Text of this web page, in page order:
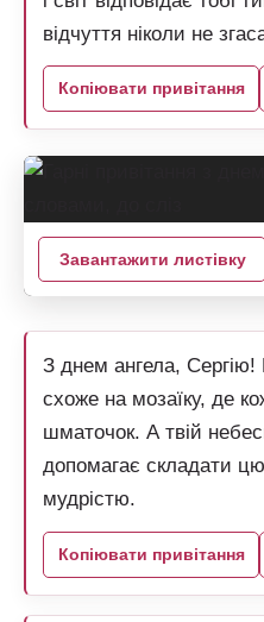
відчуття ніколи не
Копіювати привітання
Завантажити листівку
З днем ангела,
схоже на мозаїку, де
шматочок. А твій
допомагає складати
мудрістю.
Копіювати привітання